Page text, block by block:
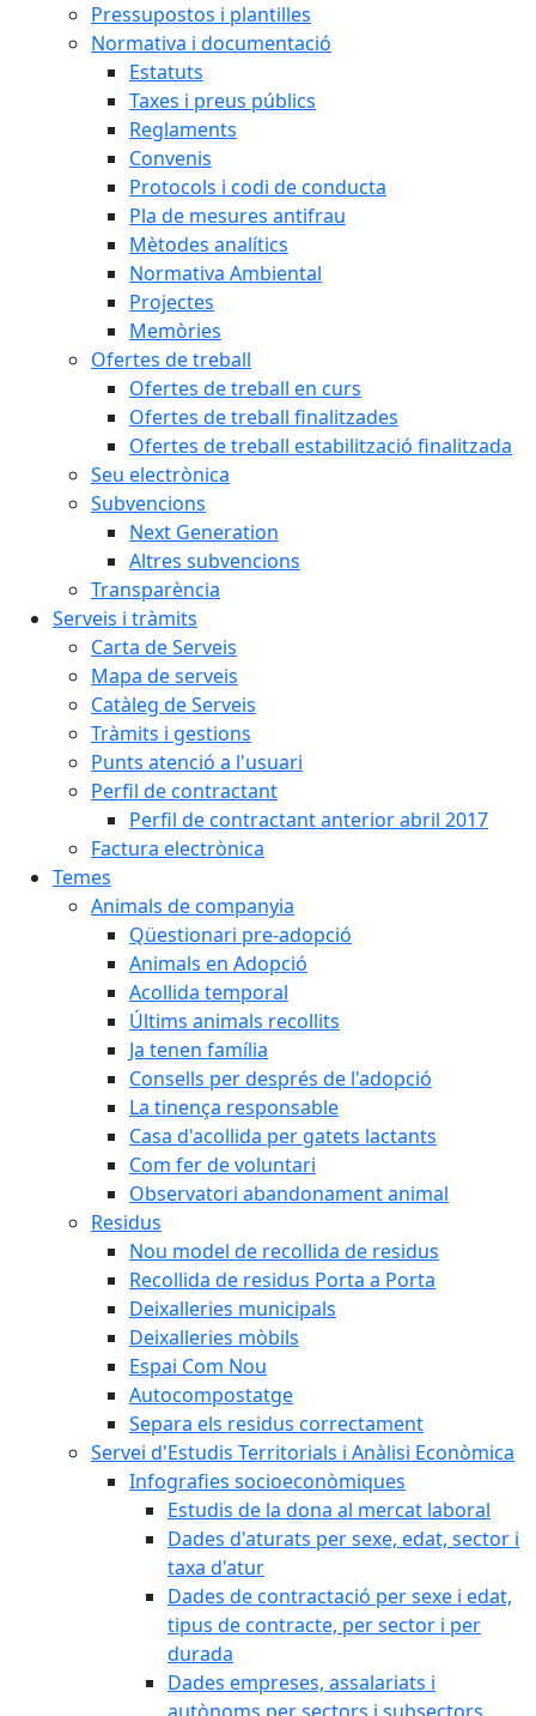
Pressupostos i plantilles
Normativa i documentació
Estatuts
Taxes i preus públics
Reglaments
Convenis
Protocols i codi de conducta
Pla de mesures antifrau
Mètodes analítics
Normativa Ambiental
Projectes
Memòries
Ofertes de treball
Ofertes de treball en curs
Ofertes de treball finalitzades
Ofertes de treball estabilització finalitzada
Seu electrònica
Subvencions
Next Generation
Altres subvencions
Transparència
Serveis i tràmits
Carta de Serveis
Mapa de serveis
Catàleg de Serveis
Tràmits i gestions
Punts atenció a l'usuari
Perfil de contractant
Perfil de contractant anterior abril 2017
Factura electrònica
Temes
Animals de companyia
Qüestionari pre-adopció
Animals en Adopció
Acollida temporal
Últims animals recollits
Ja tenen família
Consells per després de l'adopció
La tinença responsable
Casa d'acollida per gatets lactants
Com fer de voluntari
Observatori abandonament animal
Residus
Nou model de recollida de residus
Recollida de residus Porta a Porta
Deixalleries municipals
Deixalleries mòbils
Espai Com Nou
Autocompostatge
Separa els residus correctament
Servei d'Estudis Territorials i Anàlisi Econòmica
Infografies socioeconòmiques
Estudis de la dona al mercat laboral
Dades d'aturats per sexe, edat, sector i
taxa d'atur
Dades de contractació per sexe i edat,
tipus de contracte, per sector i per
durada
Dades empreses, assalariats i